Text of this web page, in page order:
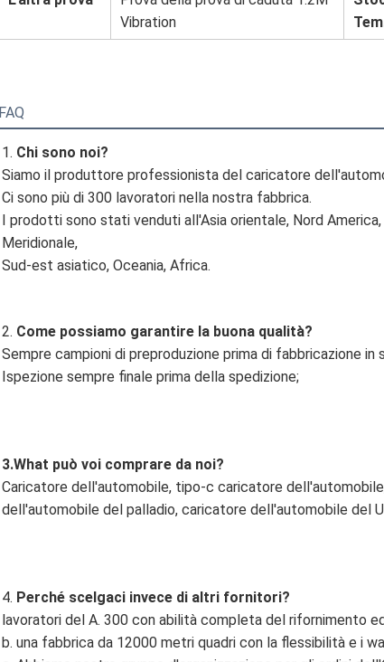
Vibration
FAQ
1. Chi sono noi?
Siamo il produttore professionista del caricatore
Ci sono più di 300 lavoratori nella nostra fabbrica.
I prodotti sono stati venduti all'Asia orientale, Nord
Meridionale,
Sud-est asiatico, Oceania, Africa.
2. Come possiamo garantire la buona qualità?
Sempre campioni di preproduzione prima di fabbricazione in
Ispezione sempre finale prima della spedizione;
3.What può voi comprare da noi?
Caricatore dell'automobile, tipo-c caricatore
dell'automobile del palladio, caricatore dell'automobile del
4. Perché scelgaci invece di altri fornitori?
lavoratori del A. 300 con abilità completa del rifornimento
b. una fabbrica da 12000 metri quadri con la flessibilità e i